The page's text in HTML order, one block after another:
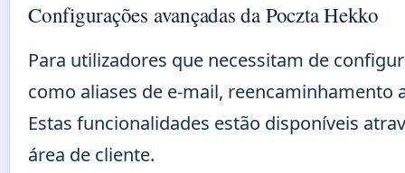
Configurações avançadas da Poczta Hekko
Para utilizadores que necessitam de
como aliases de e-mail,
Estas funcionalidades estão disponíveis
área de cliente.